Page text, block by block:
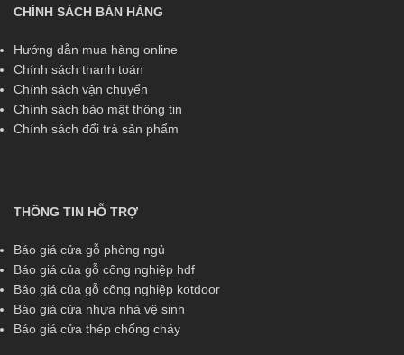
CHÍNH SÁCH BÁN HÀNG
Hướng dẫn mua hàng online
Chính sách thanh toán
Chính sách vận chuyển
Chính sách bảo mật thông tin
Chính sách đổi trả sản phẩm
THÔNG TIN HỖ TRỢ
Báo giá cửa gỗ phòng ngủ
Báo giá của gỗ công nghiệp hdf
Báo giá của gỗ công nghiệp kotdoor
Báo giá cửa nhựa nhà vệ sinh
Báo giá cửa thép chống cháy